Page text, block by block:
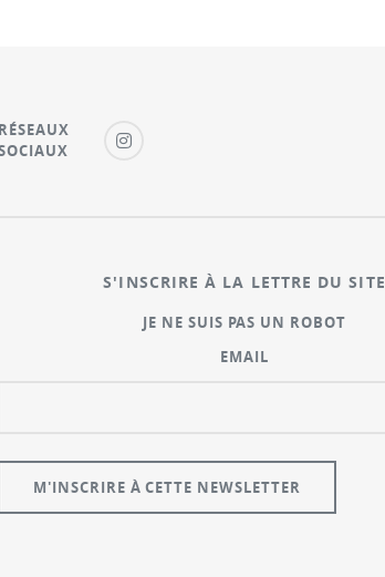
RÉSEAUX
S'INSCRIRE À LA LETTRE DU SITE
JE NE SUIS PAS UN ROBOT
EMAIL